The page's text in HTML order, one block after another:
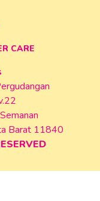
CARE
Barat 11840